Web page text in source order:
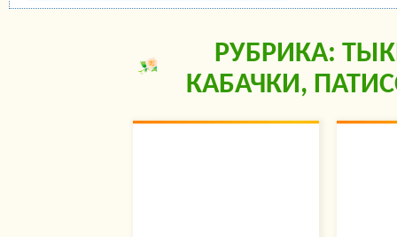
РУБРИКА:
КАБАЧКИ,